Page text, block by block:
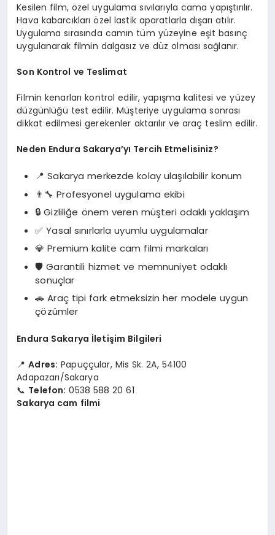
Kesilen film, özel uygulama sıvılarıyla cama yapıştırılır.
Hava kabarcıkları özel lastik aparatlarla dışarı atılır.
Uygulama sırasında camın tüm yüzeyine eşit basınç
uygulanarak filmin dalgasız ve düz olması sağlanır.
Son Kontrol ve Teslimat
Filmin kenarları kontrol edilir, yapışma kalitesi ve yüzey
düzgünlüğü test edilir. Müşteriye uygulama sonrası
dikkat edilmesi gerekenler aktarılır ve araç teslim edilir.
Neden Endura Sakarya’yı Tercih Etmelisiniz?
📍 Sakarya merkezde kolay ulaşılabilir konum
👨‍🔧 Profesyonel uygulama ekibi
🔒 Gizliliğe önem veren müşteri odaklı yaklaşım
✅ Yasal sınırlarla uyumlu uygulamalar
💎 Premium kalite cam filmi markaları
🛡️ Garantili hizmet ve memnuniyet odaklı
sonuçlar
🚗 Araç tipi fark etmeksizin her modele uygun
çözümler
Endura Sakarya İletişim Bilgileri
📍Adres: Papuççular, Mis Sk. 2A, 54100
Adapazarı/Sakarya
📞 Telefon: 0538 588 20 61
Sakarya cam filmi